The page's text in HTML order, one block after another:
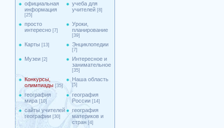
официальная
информация
[25]
учеба для
учителей [8]
просто
интересно [7]
Уроки,
планирование
[39]
Карты [13] Энциклопедии
[7]
Музеи [2]
Интересное и
занимательное
[35]
Конкурсы,
олимпиады [35]
Наша область
[5]
география
мира [10]
география
России [14]
сайты учителей
географии [30]
география
материков и
стран [4]